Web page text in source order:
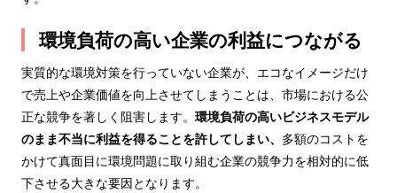
環境負荷の高い企業の利益につながる
実質的な環境対策を行っていない企業が、エコなイメージだけ
で売上や企業価値を向上させてしまうことは、市場における公
正な競争を著しく阻害します。 環境負荷の高いビジネスモデル
のまま不当に利益を得ることを許してしまい、 多額のコストを
かけて真面目に環境問題に取り組む企業の競争力を相対的に低
下させる大きな要因となります。